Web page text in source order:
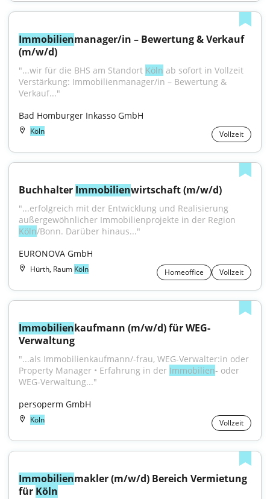
Immobilienmanager/in – Bewertung & Verkauf
(m/w/d)
"...wir für die BHS am Standort Köln ab sofort in Vollzeit
Verstärkung: Immobilienmanager/in – Bewertung &
Verkauf..."
Bad Homburger Inkasso GmbH
Köln Vollzeit
Buchhalter Immobilienwirtschaft (m/w/d)
"...erfolgreich mit der Entwicklung und Realisierung
Köln/Bonn. Darüber hinaus..."
EURONOVA GmbH
Hürth, Raum Köln Homeoffice Vollzeit
Immobilienkaufmann (m/w/d) für WEG-
Verwaltung
"...als Immobilienkaufmann/-frau, WEG-Verwalter:in oder
Property Manager • Erfahrung in der Immobilien- oder
WEG-Verwaltung..."
persoperm GmbH
Köln Vollzeit
Immobilienmakler (m/w/d) Bereich Vermietung
für Köln